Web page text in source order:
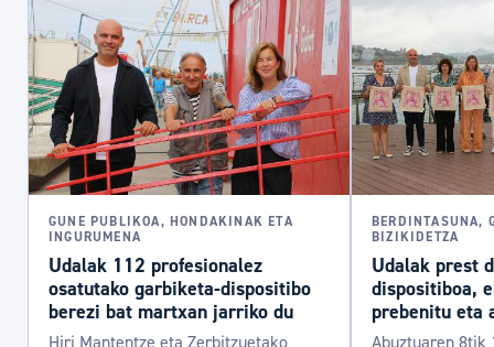
GUNE PUBLIKOA, HONDAKINAK ETA
INGURUMENA
Udalak 112 profesionalez
osatutako garbiketa-dispositibo
berezi bat martxan jarriko du
Hiri Mantentze eta Zerbitzuetako
BERDINTASUNA,
BIZIKIDETZA
Udalak prest
dispositiboa,
prebenitu eta
Abuztuaren 8tik